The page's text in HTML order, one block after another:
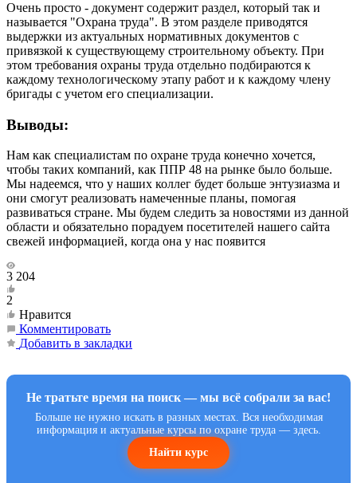
Очень просто - документ содержит раздел, который так и
называется "Охрана труда". В этом разделе приводятся
выдержки из актуальных нормативных документов с
привязкой к существующему строительному объекту. При
этом требования охраны труда отдельно подбираются к
каждому технологическому этапу работ и к каждому члену
бригады с учетом его специализации.
Выводы:
Нам как специалистам по охране труда конечно хочется,
чтобы таких компаний, как ППР 48 на рынке было больше.
Мы надеемся, что у наших коллег будет больше энтузиазма и
они смогут реализовать намеченные планы, помогая
развиваться стране. Мы будем следить за новостями из данной
области и обязательно порадуем посетителей нашего сайта
свежей информацией, когда она у нас появится
3 204
2
Нравится
Комментировать
Добавить в закладки
Не тратьте время на поиск — мы всё собрали за вас!
Больше не нужно искать в разных местах. Вся необходимая
информация и актуальные курсы по охране труда — здесь.
Найти курс